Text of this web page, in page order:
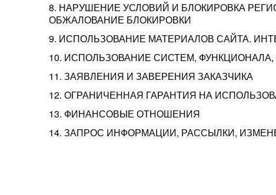
8. НАРУШЕНИЕ УСЛОВИЙ И БЛОКИРОВКА
ОБЖАЛОВАНИЕ БЛОКИРОВКИ
9. ИСПОЛЬЗОВАНИЕ МАТЕРИАЛОВ САЙТА.
10. ИСПОЛЬЗОВАНИЕ СИСТЕМ,
11. ЗАЯВЛЕНИЯ И ЗАВЕРЕНИЯ ЗАКАЗЧИКА
12. ОГРАНИЧЕННАЯ ГАРАНТИЯ НА
13. ФИНАНСОВЫЕ ОТНОШЕНИЯ
14. ЗАПРОС ИНФОРМАЦИИ, РАССЫЛКИ,